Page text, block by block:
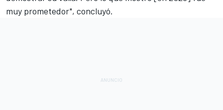
muy prometedor", concluyó.